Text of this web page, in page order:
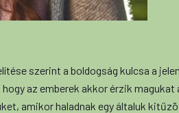
szerint a boldogság kulcsa a
az emberek akkor érzik magukat
amikor haladnak egy általuk